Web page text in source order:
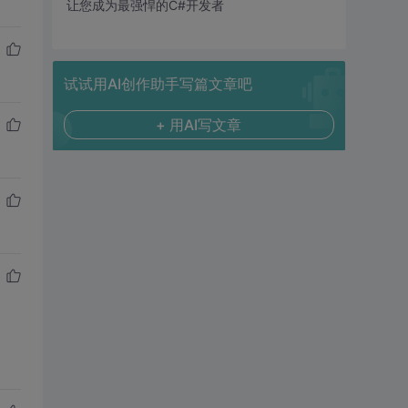
让您成为最强悍的C#开发者
试试用AI创作助手写篇文章吧
+ 用AI写文章